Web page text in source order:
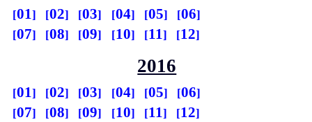
01 02 03 04 05
06
07
08 09 10 11 12
2016
01 02 03 04 05
06
07
08 09 10 11 12